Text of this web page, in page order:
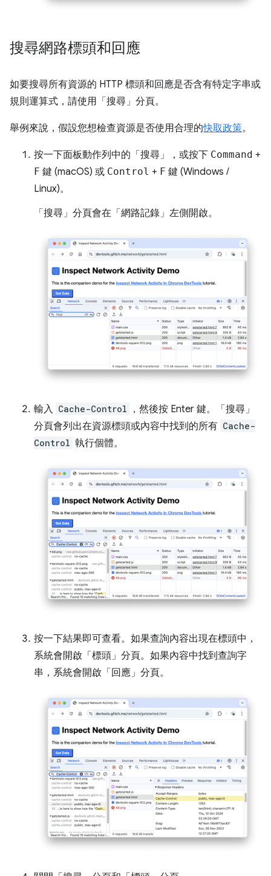
搜尋網路標頭和回應
如要搜尋所有資源的 HTTP 標頭和回應是否含有特定字串或
規則運算式，請使用「搜尋」 分頁。
舉例來說，假設您想檢查資源是否使用合理的快取政策。
按一下面板動作列中的「搜尋」 ，或按下 Command +
F 鍵 (macOS) 或 Control + F 鍵 (Windows /
Linux)。
「搜尋」 分頁會在「網路記錄」 左側開啟。
輸入 Cache-Control
，然後按 Enter 鍵。「搜尋」
分頁會列出在資源標頭或內容中找到的所有 Cache-
Control 執行個體。
按一下結果即可查看。如果查詢內容出現在標頭中，
系統會開啟「標頭」分頁。如果內容中找到查詢字
串，系統會開啟「回應」 分頁。